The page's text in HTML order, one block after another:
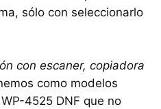
sólo con seleccionarlo
con escaner, copiadora
como modelos
4525 DNF que no